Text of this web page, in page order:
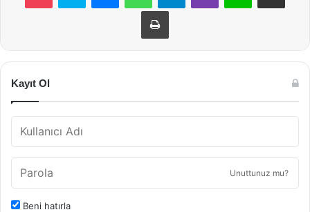
Yazdır
Kayıt Ol
Unuttunuz mu?
Beni hatırla